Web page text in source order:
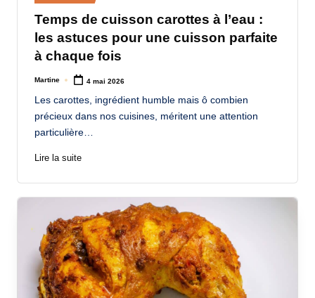
in
Temps de cuisson carottes à l’eau :
les astuces pour une cuisson parfaite
à chaque fois
Posted
Martine 4 mai 2026
Les carottes, ingrédient humble mais ô combien
précieux dans nos cuisines, méritent une attention
particulière…
Lire la suite